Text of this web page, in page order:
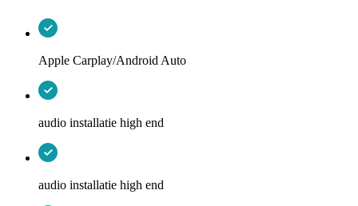
Apple Carplay/Android Auto
audio installatie high end
audio installatie high end